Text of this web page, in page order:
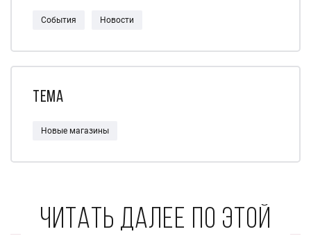
События Новости
Тема
Новые магазины
Читать далее по этой